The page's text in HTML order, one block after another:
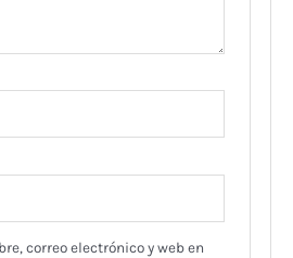
correo electrónico y web en